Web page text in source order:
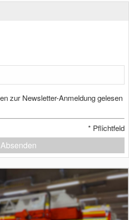
zur Newsletter-Anmeldung gelesen
* Pflichtfeld
Absenden